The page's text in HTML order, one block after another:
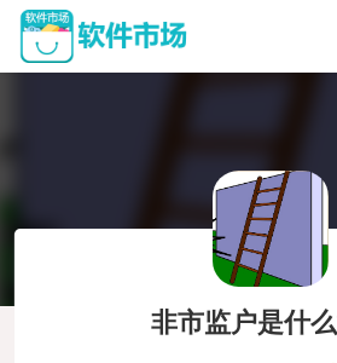
非市监户是什